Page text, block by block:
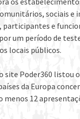
sociais e
e
um período de
locais públicos.
site Poder360 listou
da Europa
menos 12